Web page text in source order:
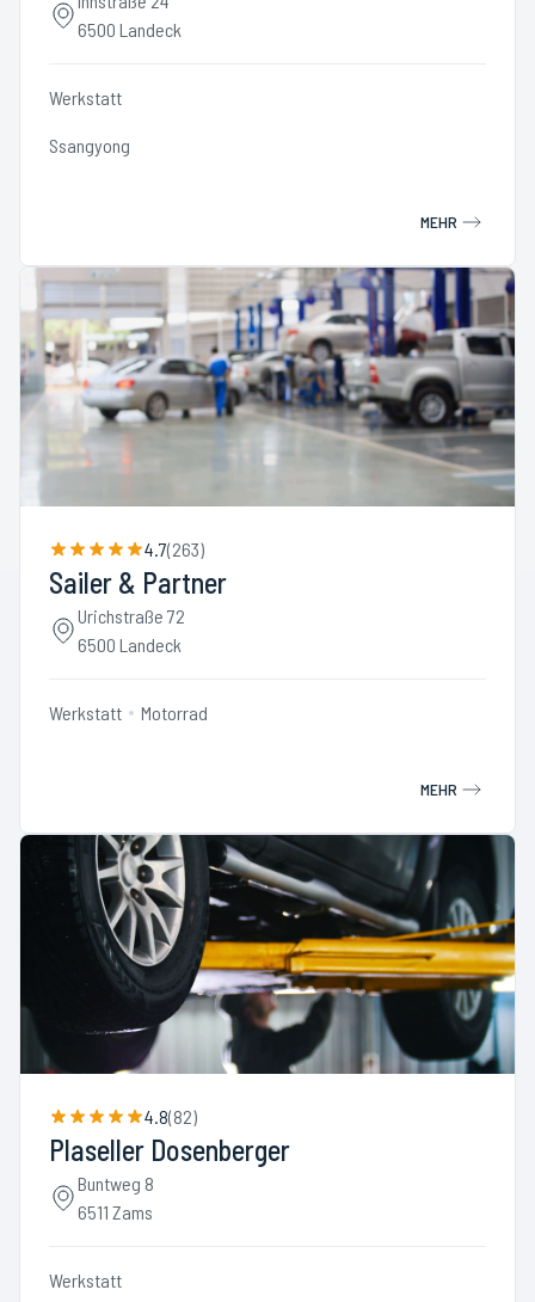
6500 Landeck
Werkstatt
Ssangyong
MEHR
4.7(263)
Sailer & Partner
Urichstraße 72
6500 Landeck
Werkstatt Motorrad
MEHR
4.8(82)
Plaseller Dosenberger
Buntweg 8
6511 Zams
Werkstatt